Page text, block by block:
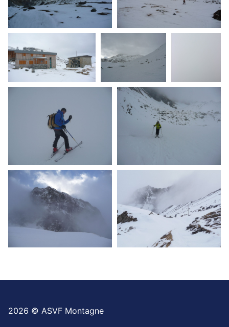
2026 © ASVF Montagne